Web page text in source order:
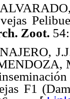
Zoot.
F1